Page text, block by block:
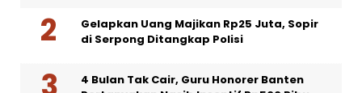
Gelapkan Uang Majikan Rp25 Juta, Sopir
di Serpong Ditangkap Polisi
4 Bulan Tak Cair, Guru Honorer Banten